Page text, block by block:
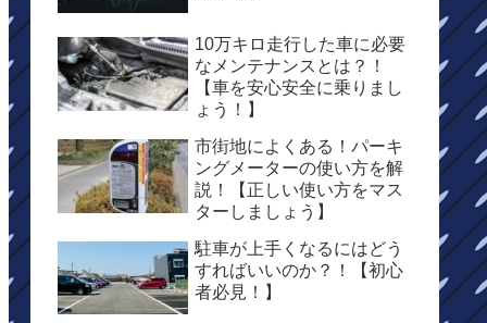
10万キロ走行した車に必要
なメンテナンスとは？！
【車を安心安全に乗りまし
ょう！】
市街地によくある！パーキ
ングメーターの使い方を解
説！【正しい使い方をマス
ターしましょう】
駐車が上手くなるにはどう
すればいいのか？！【初心
者必見！】